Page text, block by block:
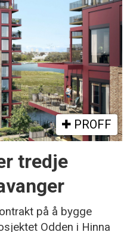
PROFF
tredje
på å bygge
Odden i Hinna